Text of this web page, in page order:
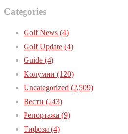
Categories
Golf News (4)
Golf Update (4)
Guide (4)
Kолумни (120)
Uncategorized (2,509)
Вести (243)
Репортажа (9)
Тифози (4)